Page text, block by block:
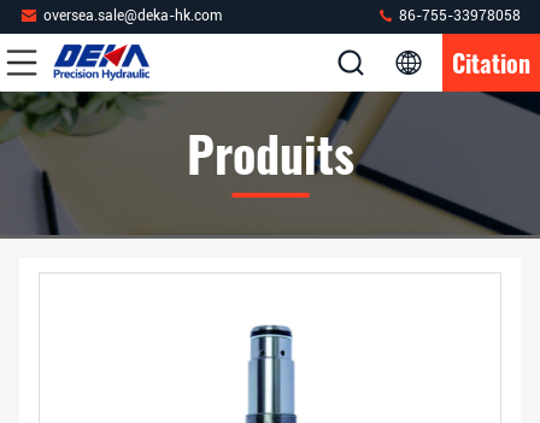
oversea.sale@deka-hk.com 86-755-33978058
Citation
Produits